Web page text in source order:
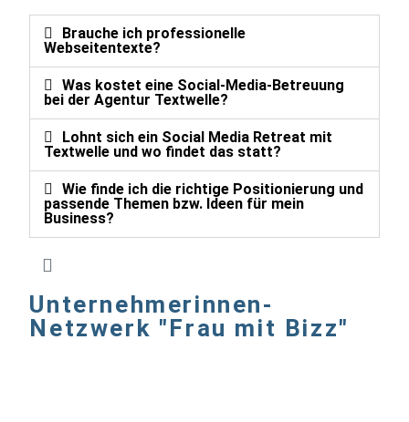
Brauche ich professionelle
Webseitentexte?
Was kostet eine Social-Media-Betreuung
bei der Agentur Textwelle?
Lohnt sich ein Social Media Retreat mit
Textwelle und wo findet das statt?
Wie finde ich die richtige Positionierung und
passende Themen bzw. Ideen für mein
Business?
Unternehmerinnen-
Netzwerk "Frau mit Bizz"